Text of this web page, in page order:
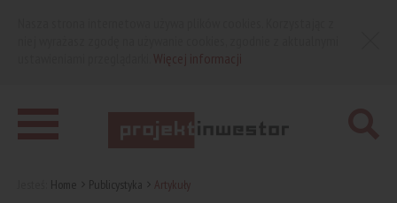
Home Publicystyka Artykuły